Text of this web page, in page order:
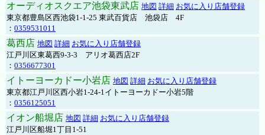
オーディオスクエア池袋東武店 地図 詳細 お気に入り店舗登録
東京都豊島区西池袋1-1-25 東武百貨店 池袋店 4F
： 0359531011
葛西店 地図 詳細 お気に入り店舗登録
江戸川区東葛西9-3-3 アリオ葛西店2F
： 0356677301
イトーヨーカドー小岩店 地図 詳細 お気に入り店舗登録
東京都江戸川区西小岩1-24-1イトーヨーカドー小岩5階
： 0356125051
イオン船堀店 地図 詳細 お気に入り店舗登録
江戸川区船堀1丁目1-51